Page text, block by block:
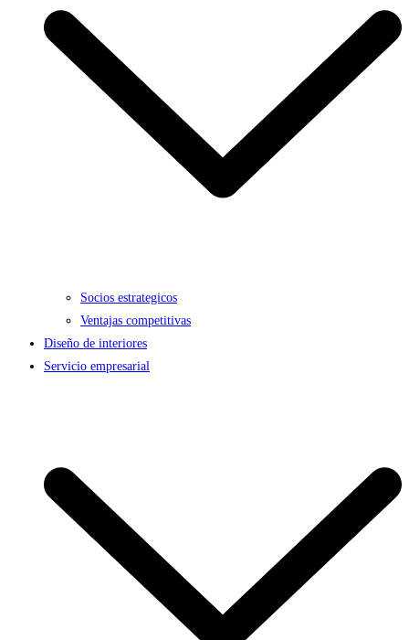
Socios estrategicos
Ventajas competitivas
Diseño de interiores
Servicio empresarial